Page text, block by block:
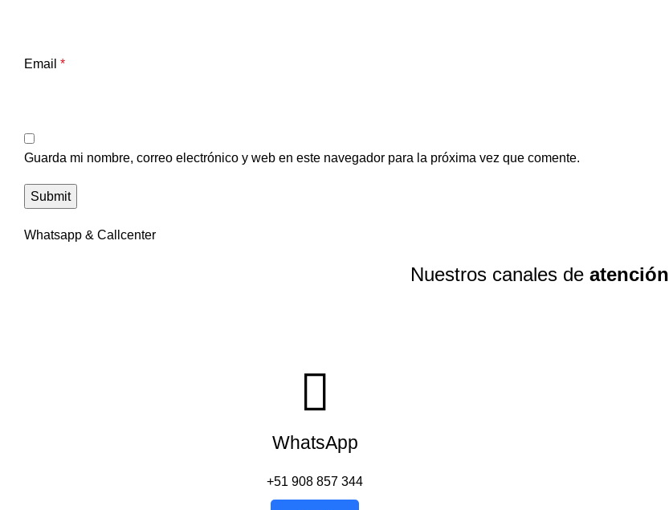
Email *
Guarda mi nombre, correo electrónico y web en este navegador para la próxima vez que comente.
Whatsapp & Callcenter
Nuestros canales de atención
WhatsApp
+51 908 857 344